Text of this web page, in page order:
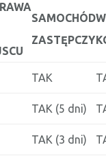
SAMOCHÓD
ZASTĘPCZY
TAK
TAK (5 dni)
TAK (3 dni)